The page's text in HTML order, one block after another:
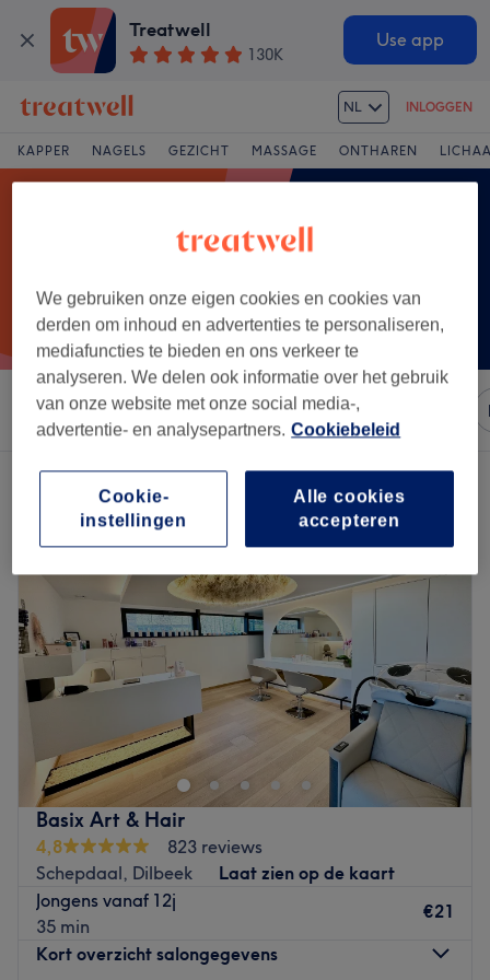
Treatwell
130K
Use app
NL INLOGGEN
KAPPER NAGELS GEZICHT MASSAGE ONTHAREN
Sorteer op Merken Salons Expresaanbiedingen
Een salon met:jongens knippen in Ternat, Vlaams-Brabant
Basix Art & Hair
4,8
823 reviews
Schepdaal, Dilbeek
Laat zien op de kaart
Jongens vanaf 12j
35 min
€21
Kort overzicht salongegevens
We gebruiken onze eigen cookies en cookies van
derden om inhoud en advertenties te personaliseren,
mediafuncties te bieden en ons verkeer te
analyseren. We delen ook informatie over het gebruik
van onze website met onze social media-,
advertentie- en analysepartners. Cookiebeleid
Alle cookies
accepteren
Cookie-
instellingen